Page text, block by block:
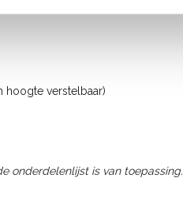
verstelbaar)
onderdelenlijst is van toepassing.